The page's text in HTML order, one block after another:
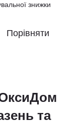
знижки
Порівняти
та